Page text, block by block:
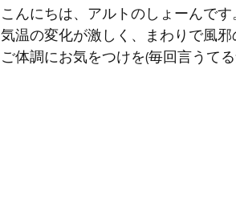
こんにちは、アルトのしょーんです
気温の変化が激しく、まわりで風
ご体調にお気をつけを(毎回言うて